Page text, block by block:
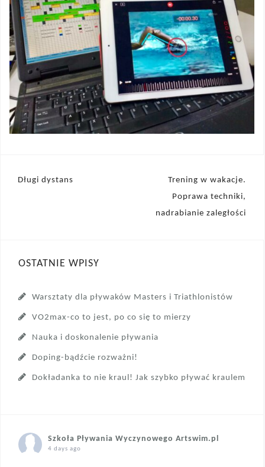
Nawigacja
Długi dystans
Trening w wakacje.
Poprawa techniki,
nadrabianie zaległości
OSTATNIE WPISY
Warsztaty dla pływaków Masters i Triathlonistów
VO2max-co to jest, po co się to mierzy
Nauka i doskonalenie pływania
Doping-bądźcie rozważni!
Dokładanka to nie kraul! Jak szybko pływać kraulem
Szkoła Pływania Wyczynowego Artswim.pl
4 days ago